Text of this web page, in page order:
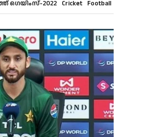
2022 Cricket Football